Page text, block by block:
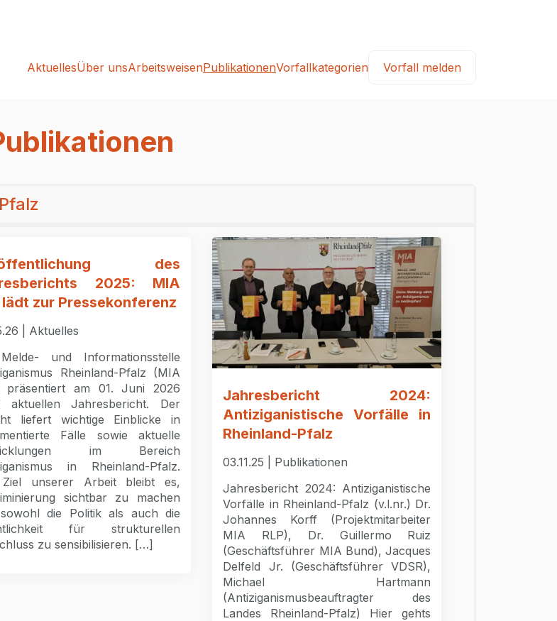
AktuellesÜber unsArbeitsweisenPublikationenVorfallkategorien Vorfall melden
des
2025: MIA
lädt zur Pressekonferenz
| Aktuelles
und Informationsstelle
Rheinland-Pfalz (MIA
präsentiert am 01. Juni 2026
aktuellen Jahresbericht. Der
liefert wichtige Einblicke in
Fälle sowie aktuelle
im Bereich
in Rheinland-Pfalz.
unserer Arbeit bleibt es,
sichtbar zu machen
die Politik als auch die
für strukturellen
zu sensibilisieren. […]
Jahresbericht 2024:
Antiziganistische Vorfälle in
Rheinland-Pfalz
03.11.25 | Publikationen
Jahresbericht 2024: Antiziganistische
Vorfälle in Rheinland-Pfalz (v.l.nr.) Dr.
Johannes Korff (Projektmitarbeiter
MIA RLP), Dr. Guillermo Ruiz
(Geschäftsführer MIA Bund), Jacques
Delfeld Jr. (Geschäftsführer VDSR),
Michael Hartmann
(Antiziganismusbeauftragter des
Landes Rheinland-Pfalz) Hier gehts